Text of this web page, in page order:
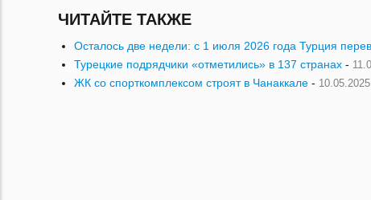
ЧИТАЙТЕ ТАКЖЕ
Осталось две недели: с 1 июля 2026 года Турция
Турецкие подрядчики «отметились» в 137 странах -
ЖК со спорткомплексом строят в Чанаккале - 10.05.2025